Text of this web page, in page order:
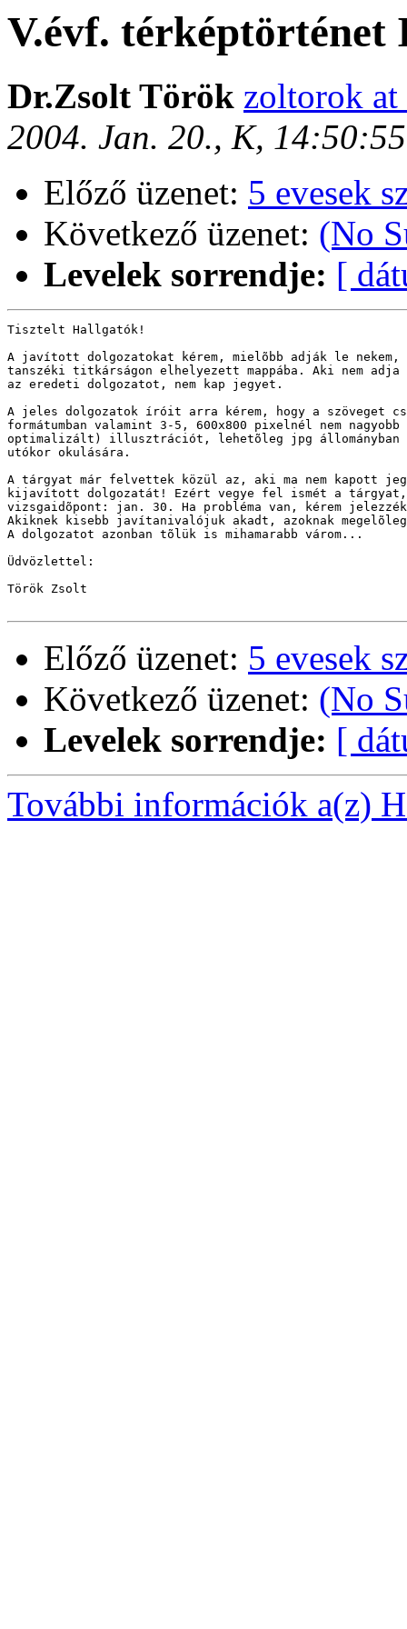
V.évf. térképtörténet
Dr.Zsolt Török zoltorok at
2004. Jan. 20., K,
Előző üzenet: 5 evesek
Következő üzenet: (No
Levelek sorrendje: [
Tisztelt Hallgatók!
A javított dolgozatokat kérem, mielõbb adják le nekem,
tanszéki titkárságon elhelyezett mappába. Aki nem
az eredeti dolgozatot, nem kap jegyet.
A jeles dolgozatok íróit arra kérem, hogy a szöveget
formátumban valamint 3-5, 600x800 pixelnél nem nagyobb
optimalizált) illusztrációt, lehetõleg jpg állományban
utókor okulására.
A tárgyat már felvettek közül az, aki ma nem kapott
kijavított dolgozatát! Ezért vegye fel ismét a tárgyat,
vizsgaidõpont: jan. 30. Ha probléma van, kérem
Akiknek kisebb javítanivalójuk akadt, azoknak
A dolgozatot azonban tõlük is mihamarabb várom...
Üdvözlettel:
Török Zsolt
Előző üzenet: 5 evesek
Következő üzenet: (No
Levelek sorrendje: [
További információk a(z)